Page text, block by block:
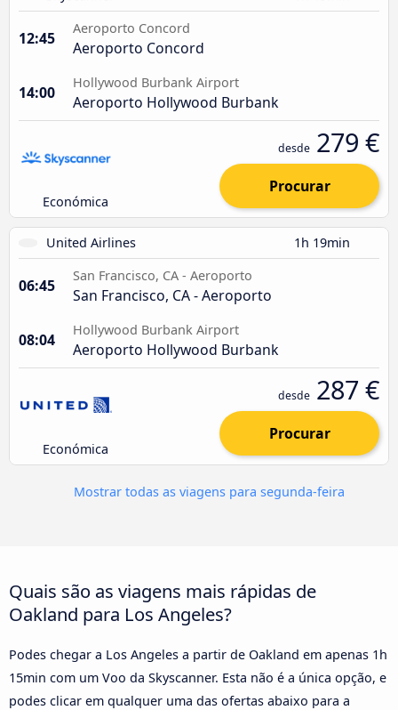
12:45
Aeroporto Concord
Aeroporto Concord
14:00
Hollywood Burbank Airport
Aeroporto Hollywood Burbank
Económica
desde 279 €
Procurar
United Airlines 1h 19min
06:45
San Francisco, CA - Aeroporto
San Francisco, CA - Aeroporto
08:04
Hollywood Burbank Airport
Aeroporto Hollywood Burbank
Económica
desde 287 €
Procurar
Mostrar todas as viagens para segunda-feira
Quais são as viagens mais rápidas de
Oakland para Los Angeles?
Podes chegar a Los Angeles a partir de Oakland em apenas 1h
15min com um Voo da Skyscanner. Esta não é a única opção, e
podes clicar em qualquer uma das ofertas abaixo para a